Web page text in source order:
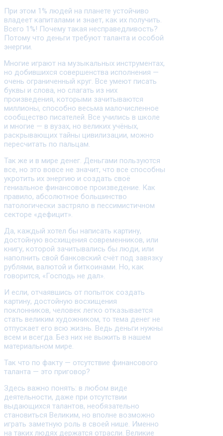
При этом 1% людей на планете устойчиво
владеет капиталами и знает, как их получить.
Всего 1%! Почему такая несправедливость?
Потому что деньги требуют таланта и особой
энергии.
Многие играют на музыкальных инструментах,
но добившихся совершенства исполнения —
очень ограниченный круг. Все умеют писать
буквы и слова, но слагать из них
произведения, которыми зачитываются
миллионы, способно весьма малочисленное
сообщество писателей. Все учились в школе
и многие — в вузах, но великих учёных,
раскрывающих тайны цивилизации, можно
пересчитать по пальцам.
Так же и в мире денег. Деньгами пользуются
все, но это вовсе не значит, что все способны
укротить их энергию и создать своё
гениальное финансовое произведение. Как
правило, абсолютное большинство
патологически застряло в пессимистичном
секторе «дефицит».
Да, каждый хотел бы написать картину,
достойную восхищения современников, или
книгу, которой зачитывались бы люди, или
наполнить свой банковский счёт под завязку
рублями, валютой и биткоинами. Но, как
говорится, «Господь не дал».
И если, отчаявшись от попыток создать
картину, достойную восхищения
поклонников, человек легко отказывается
стать великим художником, то тема денег не
отпускает его всю жизнь. Ведь деньги нужны
всем и всегда. Без них не выжить в нашем
материальном мире.
Так что по факту — отсутствие финансового
таланта — это приговор?
Здесь важно понять: в любом виде
деятельности, даже при отсутствии
выдающихся талантов, необязательно
становиться Великим, но вполне возможно
играть заметную роль в своей нише. Именно
на таких людях держатся отрасли. Великие